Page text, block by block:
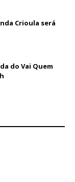
Crioula será
do Vai Quem